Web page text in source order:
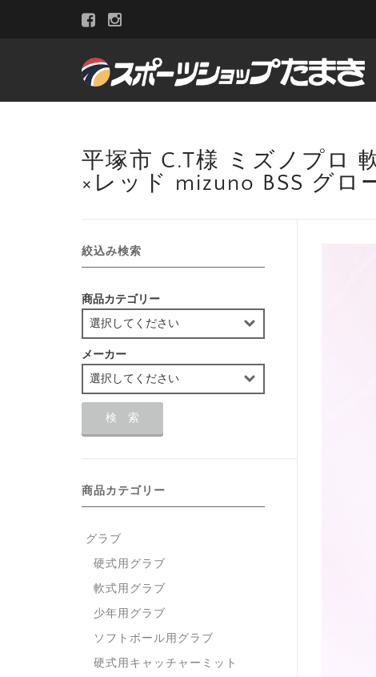
平塚市 C.T様 ミズノプロ
×レッド mizuno BSS グロ
絞込み検索
商品カテゴリー
メーカー
商品カテゴリー
グラブ
硬式用グラブ
軟式用グラブ
少年用グラブ
ソフトボール用グラブ
硬式用キャッチャーミット